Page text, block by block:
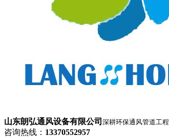
山东朗弘通风设备有限公司 深耕环保通风管道工程
咨询热线： 13370552957